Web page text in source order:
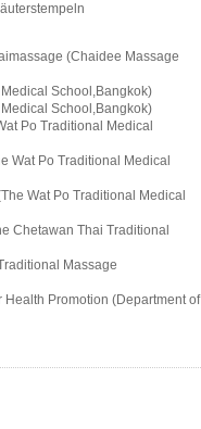
(Chaidee Massage
School,Bangkok)
School,Bangkok)
Po Traditional Medical
Wat Po Traditional Medical
Wat Po Traditional Medical
Chetawan Thai Traditional
Massage
Promotion (Department of